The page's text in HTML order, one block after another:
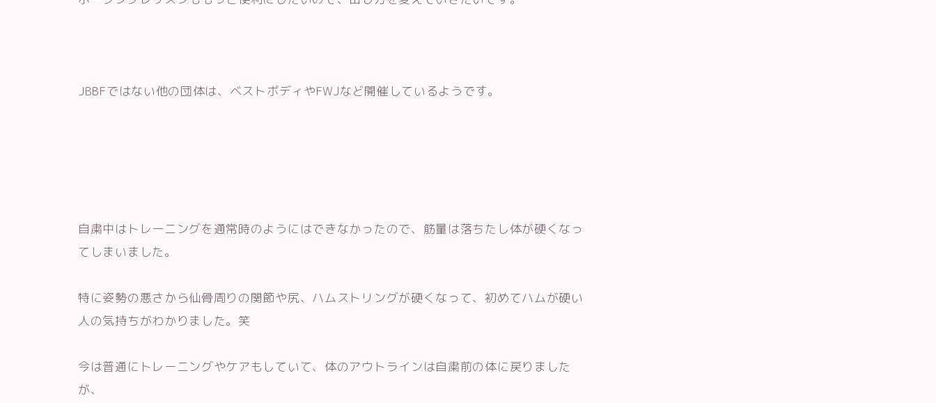
JBBFではない他の団体は、ベストボディやFWJなど開催しているようです。
自粛中はトレーニングを通常時のようにはできなかったので、筋量は落ちたし体が硬くなっ
てしまいました。
特に姿勢の悪さから仙骨周りの関節や尻、ハムストリングが硬くなって、初めてハムが硬い
人の気持ちがわかりました。笑
今は普通にトレーニングやケアもしていて、体のアウトラインは自粛前の体に戻りました
が、